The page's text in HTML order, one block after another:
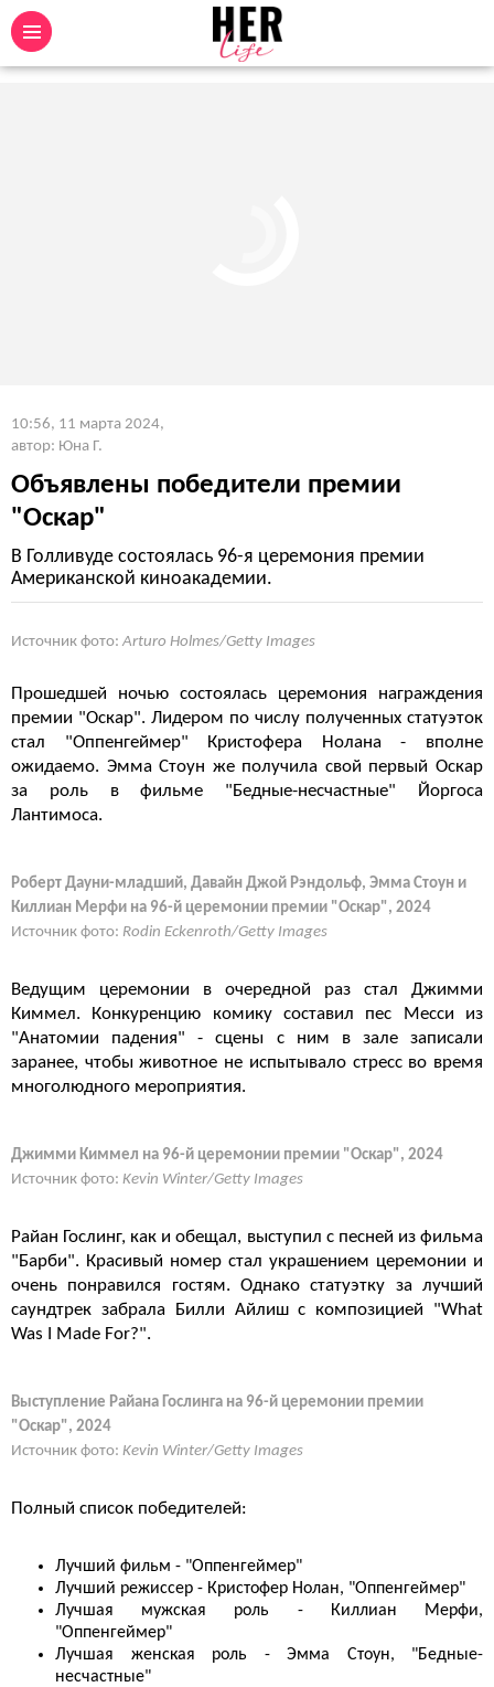
10:56, 11 марта 2024,
автор: Юна Г.
Объявлены победители премии
"Оскар"
В Голливуде состоялась 96-я церемония премии
Американской киноакадемии.
Источник фото: Arturo Holmes/Getty Images
Прошедшей ночью состоялась церемония награждения
премии "Оскар". Лидером по числу полученных статуэток
стал "Оппенгеймер" Кристофера Нолана - вполне
ожидаемо. Эмма Стоун же получила свой первый Оскар
за роль в фильме "Бедные-несчастные" Йоргоса
Лантимоса.
Роберт Дауни-младший, Давайн Джой Рэндольф, Эмма Стоун и
Киллиан Мерфи на 96-й церемонии премии "Оскар", 2024
Источник фото: Rodin Eckenroth/Getty Images
Ведущим церемонии в очередной раз стал Джимми
Киммел. Конкуренцию комику составил пес Месси из
"Анатомии падения" - сцены с ним в зале записали
заранее, чтобы животное не испытывало стресс во время
многолюдного мероприятия.
Джимми Киммел на 96-й церемонии премии "Оскар", 2024
Источник фото: Kevin Winter/Getty Images
Райан Гослинг, как и обещал, выступил с песней из фильма
"Барби". Красивый номер стал украшением церемонии и
очень понравился гостям. Однако статуэтку за лучший
саундтрек забрала Билли Айлиш с композицией "What
Was I Made For?".
Выступление Райана Гослинга на 96-й церемонии премии
"Оскар", 2024
Источник фото: Kevin Winter/Getty Images
Полный список победителей:
Лучший фильм - "Оппенгеймер"
Лучший режиссер - Кристофер Нолан, "Оппенгеймер"
Лучшая мужская роль - Киллиан Мерфи,
"Оппенгеймер"
Лучшая женская роль - Эмма Стоун, "Бедные-
несчастные"